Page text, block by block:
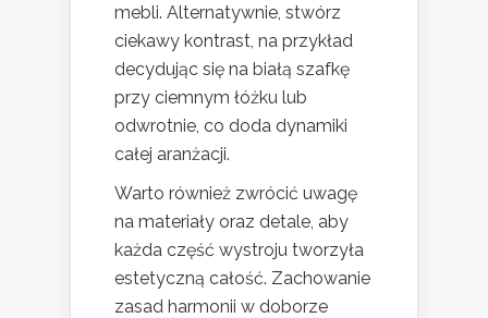
mebli. Alternatywnie, stwórz
ciekawy kontrast, na przykład
decydując się na białą szafkę
przy ciemnym łóżku lub
odwrotnie, co doda dynamiki
całej aranżacji.
Warto również zwrócić uwagę
na materiały oraz detale, aby
każda część wystroju tworzyła
estetyczną całość. Zachowanie
zasad harmonii w doborze